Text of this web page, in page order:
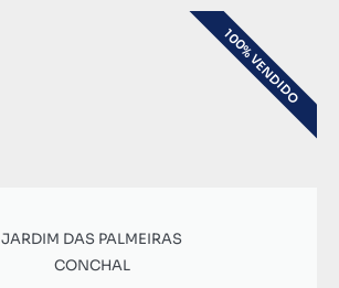
JARDIM DAS PALMEIRAS
CONCHAL
100% VENDIDO